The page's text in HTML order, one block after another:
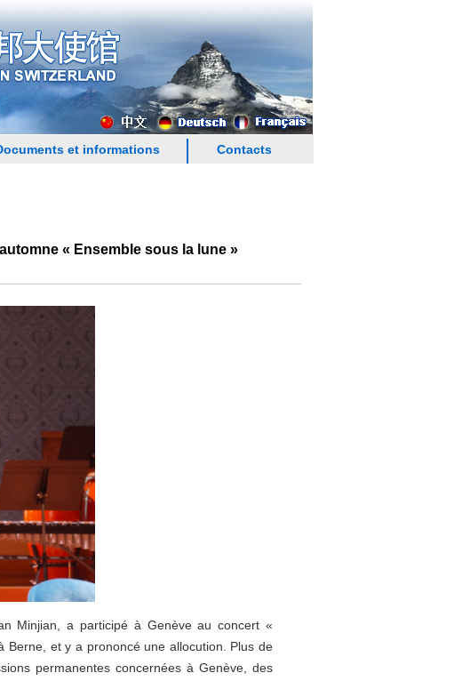
et informations Contacts
« Ensemble sous la lune »
Minjian, a participé à Genève au concert «
et y a prononcé une allocution. Plus de
permanentes concernées à Genève, des